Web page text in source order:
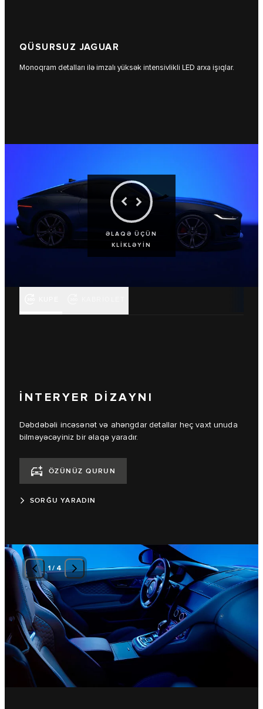
QÜSURSUZ JAGUAR
Monoqram detalları ilə imzalı yüksək intensivlikli LED arxa işıqlar.
ƏLAQƏ ÜÇÜN
KLİKLƏYİN
İNTERYER DİZAYNI
Dəbdəbəli incəsənət və ahəngdar detallar heç vaxt unuda
bilməyəcəyiniz bir əlaqə yaradır.
ÖZÜNÜZ QURUN
SORĞU YARADIN
1/ 4